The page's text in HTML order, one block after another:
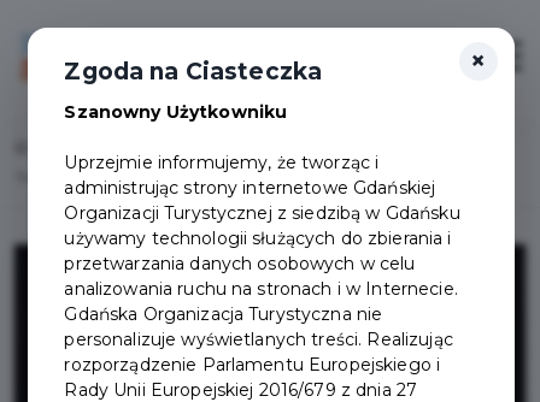
Login/Rejestracja
Tomasz Karolak Stand Up - Miłość Ci wszystkiego nie wybaczy
×
Zgoda na Ciasteczka
Szanowny Użytkowniku
Uprzejmie informujemy, że tworząc i
administrując strony internetowe Gdańskiej
Organizacji Turystycznej z siedzibą w Gdańsku
używamy technologii służących do zbierania i
przetwarzania danych osobowych w celu
analizowania ruchu na stronach i w Internecie.
Gdańska Organizacja Turystyczna nie
personalizuje wyświetlanych treści. Realizując
rozporządzenie Parlamentu Europejskiego i
Rady Unii Europejskiej 2016/679 z dnia 27